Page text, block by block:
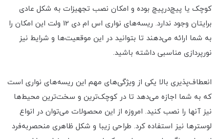
کوچک یا پیچ‌درپیچ بوده و امکان نصب تجهیزات به شکل عادی
برایتان وجود ندارد. ریسه‌های نواری اس ام دی 12 ولت این امکان را
به شما ارائه می‌دهند تا بتوانید در این موقعیت‌ها و شرایط نیز
نورپردازی مناسبی داشته باشید.
انعطاف‌پذیری بالا یکی از ویژگی‌های مهم این ریسه‌های نواری است
که به شما اجازه می‌دهد تا در کوچک‌ترین و سخت‌ترین محیط‌ها
نیز آنها را نصب کنید. امروزه از این محصولات می‌توان در انواع
لوسترها نیز استفاده کرد. طراحی زیبا و شکل ظاهری منحصربه‌فرد